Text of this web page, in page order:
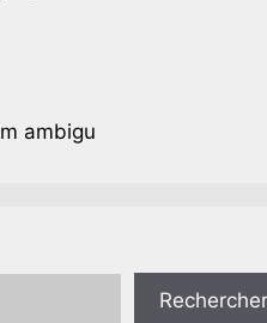
ambigu
Rechercher